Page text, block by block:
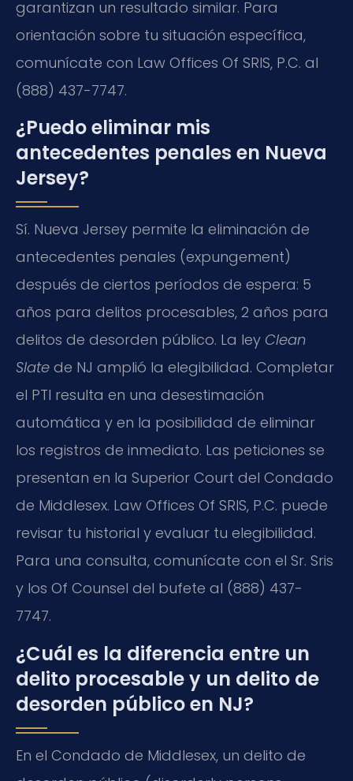
garantizan un resultado similar. Para
orientación sobre tu situación específica,
comunícate con Law Offices Of SRIS, P.C. al
(888) 437-7747.
¿Puedo eliminar mis
antecedentes penales en Nueva
Jersey?
Sí. Nueva Jersey permite la eliminación de
antecedentes penales (expungement)
después de ciertos períodos de espera: 5
años para delitos procesables, 2 años para
delitos de desorden público. La ley Clean
Slate de NJ amplió la elegibilidad. Completar
el PTI resulta en una desestimación
automática y en la posibilidad de eliminar
los registros de inmediato. Las peticiones se
presentan en la Superior Court del Condado
de Middlesex. Law Offices Of SRIS, P.C. puede
revisar tu historial y evaluar tu elegibilidad.
Para una consulta, comunícate con el Sr. Sris
y los Of Counsel del bufete al (888) 437-
7747.
¿Cuál es la diferencia entre un
delito procesable y un delito de
desorden público en NJ?
En el Condado de Middlesex, un delito de